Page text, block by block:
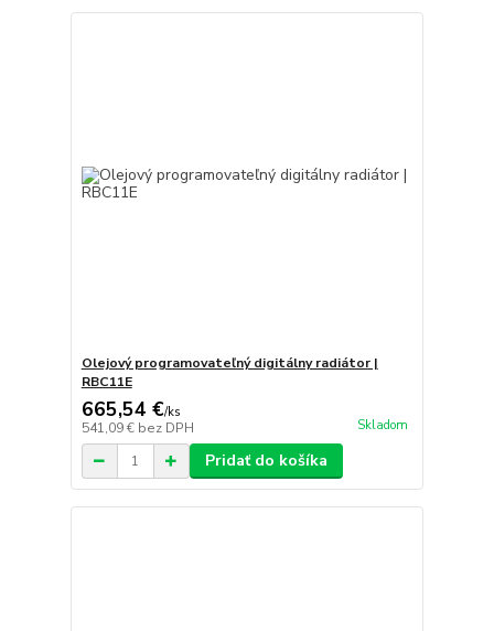
Olejový programovateľný digitálny radiátor |
RBC11E
665,54 €/ks
541,09 € bez DPH Skladom
Pridať do košíka